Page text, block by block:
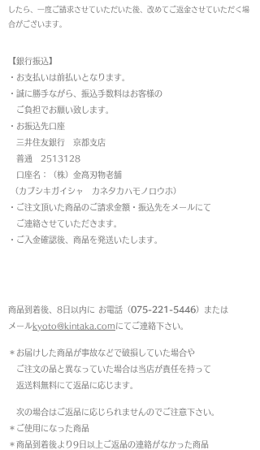
したら、一度ご請求させていただいた後、改めてご返金させていただく場
合がございます。
【銀行振込】
・お支払いは前払いとなります。
・ 誠に勝手ながら、振込手数料はお客様の
ご負担でお願い致します。
・お振込先口座
三井住友銀行 京都支店
普通 2513128
口座名：（株）金高刃物老舗
（カブシキガイシャ カネタカハモノロウホ）
・ご注文頂いた商品のご請求金額・振込先をメールにて
ご連絡させていただきます。
・ご入金確認後、商品を発送いたします。
商品到着後、8日以内に お電話（075-221-5446）または
メールkyoto@kintaka.com にてご連絡下さい。
＊お届けした商品が事故などで破損していた場合や
ご注文の品と異なっていた場合は当店が責任を持って
返送料無料にて返品に応じます。
次の場合はご返品に応じられませんのでご注意下さい。
＊ご使用になった商品
＊商品到着後より9日以上ご返品の連絡がなかった商品